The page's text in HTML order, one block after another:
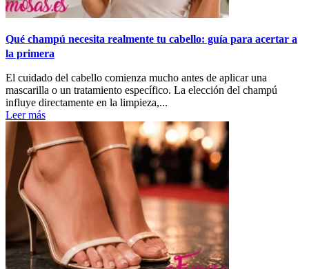
Qué champú necesita realmente tu cabello: guía para acertar a
la primera
El cuidado del cabello comienza mucho antes de aplicar una
mascarilla o un tratamiento específico. La elección del champú
influye directamente en la limpieza,...
Leer más